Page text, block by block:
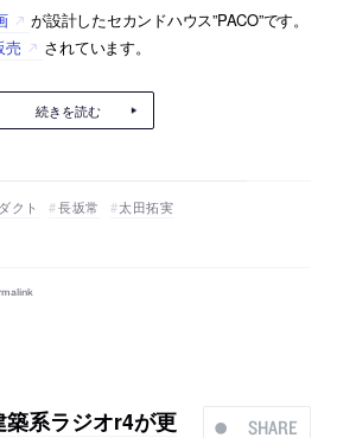
が設計したセカンドハウス”PACO”です。
売 されています。
続きを読む
クト 長坂常 太田拓実
SHARE
系ラジオr4が更